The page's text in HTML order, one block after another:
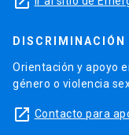
DISCRIMINACIÓN
Orientación y apoyo
género o violencia
launch Contacto para